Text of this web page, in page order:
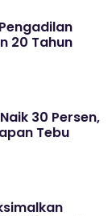
20 Tahun
30 Persen,
Tebu